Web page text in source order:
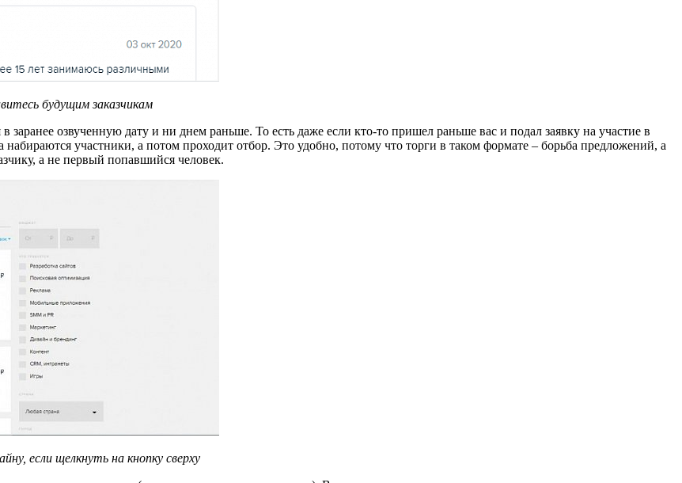
будущим заказчикам
заранее озвученную дату и ни днем раньше. То есть даже если кто-то пришел раньше вас и подал заявку на участие в
набираются участники, а потом проходит отбор. Это удобно, потому что торги в таком формате – борьба предложений, а
а не первый попавшийся человек.
если щелкнуть на кнопку сверху